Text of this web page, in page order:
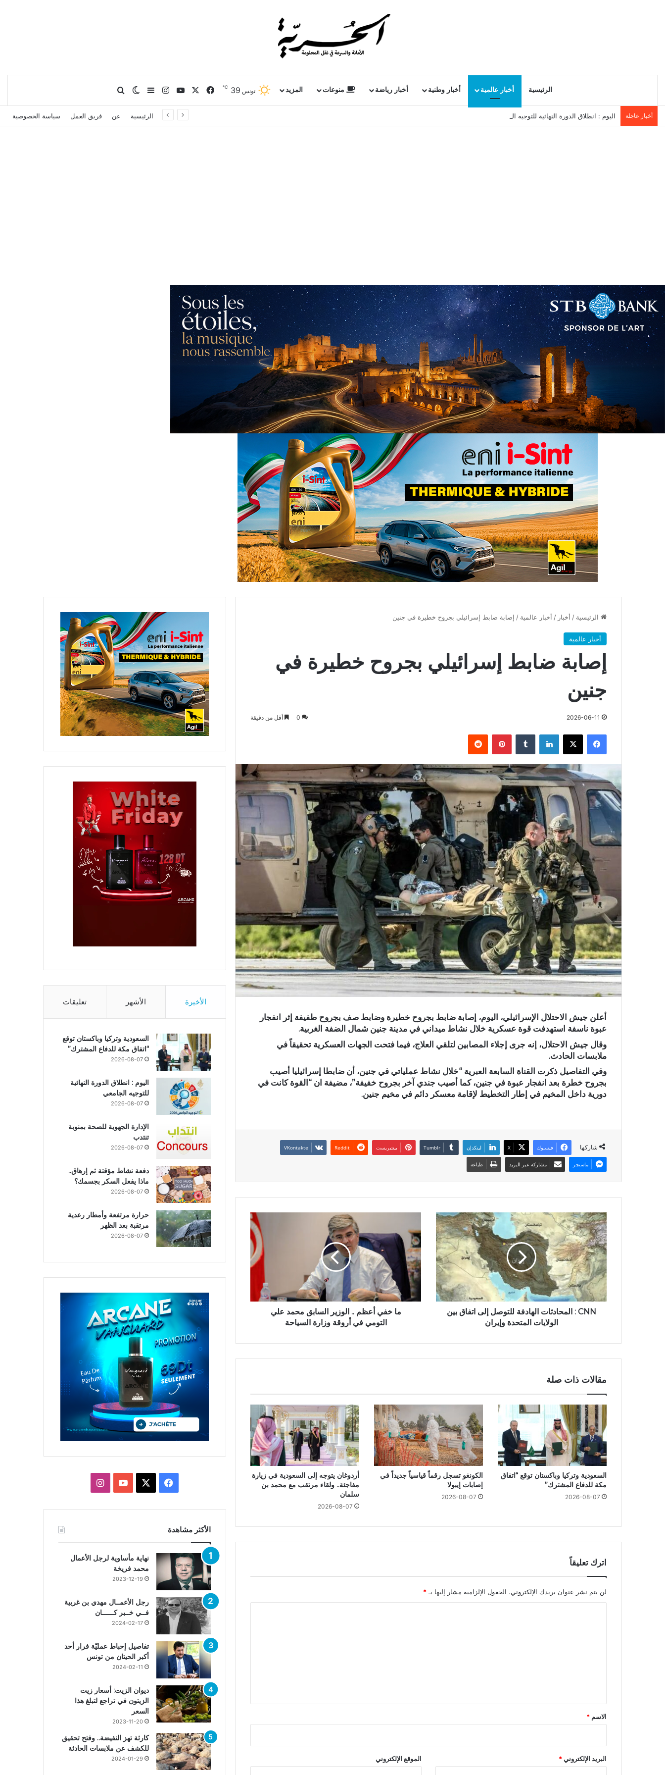
الرئيسية أخبار عالمية أخبار وطنية أخبار رياضة منوعات المزيد تونس 39
℃ فيسبوك يوتيوبانستقرامإضافة عمود جانبي
الوضع المظلم
بحث عن
أخبار عاجلة اليوم : انطلاق الدورة النهائية للتوجيه الجامعي الرئيسية عن فريق العمل سياسة الخصوصية
الرئيسية / أخبار / أخبار عالمية / إصابة ضابط إسرائيلي بجروح خطيرة في جنين
أخبار عالمية
إصابة ضابط إسرائيلي بجروح خطيرة في
جنين
2026-06-11
0 أقل من دقيقة
فيسبوك X لينكدإن بينتيريست
أعلن جيش الاحتلال الإسرائيلي، اليوم، إصابة ضابط بجروح خطيرة وضابط صف بجروح طفيفة إثر انفجار
عبوة ناسفة استهدفت قوة عسكرية خلال نشاط ميداني في مدينة جنين شمال الضفة الغربية.
وقال جيش الاحتلال، إنه جرى إجلاء المصابين لتلقي العلاج، فيما فتحت الجهات العسكرية تحقيقاً في
ملابسات الحادث.
وفي التفاصيل ذكرت القناة السابعة العبرية “خلال نشاط عملياتي في جنين، أن ضابطا إسرائيليا أصيب
بجروح خطرة بعد انفجار عبوة في جنين، كما أصيب جندي آخر بجروح خفيفة”، مضيفة ان “القوة كانت في
دورية داخل المخيم في إطار التخطيط لإقامة معسكر دائم في مخيم جنين.
شاركها فيسبوك X لينكدإن بينتيريست
ماسنجر مشاركة عبر البريد طباعة
CNN : المحادثات الهادفة للتوصل إلى اتفاق بين
الولايات المتحدة وإيران
ما خفي أعظم .. الوزير السابق محمد علي
التومي في أروقة وزارة السياحة
مقالات ذات صلة
السعودية وتركيا وباكستان توقع “اتفاق
مكة للدفاع المشترك”
2026-08-07
الكونغو تسجل رقماً قياسياً جديداً في
إصابات إيبولا
2026-08-07
أردوغان يتوجه إلى السعودية في زيارة
مفاجئة.. ولقاء مرتقب مع محمد بن
سلمان
2026-08-07
اترك تعليقاً
لن يتم نشر عنوان بريدك الإلكتروني. الحقول الإلزامية مشار إليها بـ *
*
الاسم *
البريد الإلكتروني* الموقع الإلكتروني
الأخيرة الأشهر تعليقات
السعودية وتركيا وباكستان توقع
“اتفاق مكة للدفاع المشترك”
2026-08-07
اليوم : انطلاق الدورة النهائية
للتوجيه الجامعي
2026-08-07
الإدارة الجهوية للصحة بمنوبة
تنتدب
2026-08-07
دفعة نشاط مؤقتة ثم إرهاق..
ماذا يفعل السكر بجسمك؟
2026-08-07
حرارة مرتفعة وأمطار رعدية
مرتقبة بعد الظهر
2026-08-07
فيسبوك يوتيوبانستقرام
الأكثر مشاهدة
نهاية مأساوية لرجل الأعمال
محمد فريخة
2023-12-19
رجل الأعمــال مهدي بن غربية
فــي خــبر كــــــان
2024-02-17
تفاصيل إحباط عمليّة فرار أحد
أكبر الحيتان من تونس
2024-02-11
ديوان الزيت: أسعار زيت
الزيتون في تراجع لتبلغ هذا
السعر
2023-11-20
كارثة تهز النفيضة.. وفتح تحقيق
للكشف عن ملابسات الحادثة
2024-01-29